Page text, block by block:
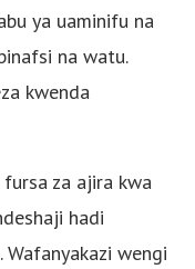
ya uaminifu na
na watu.
kwenda
za ajira kwa
hadi
wengi